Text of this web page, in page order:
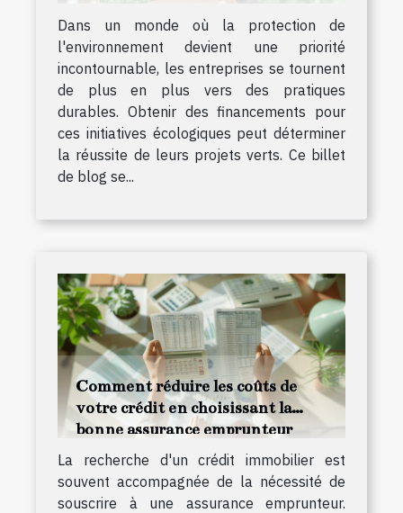
Dans un monde où la protection de
l'environnement devient une priorité
incontournable, les entreprises se tournent
de plus en plus vers des pratiques
durables. Obtenir des financements pour
ces initiatives écologiques peut déterminer
la réussite de leurs projets verts. Ce billet
de blog se...
Comment réduire les coûts de
votre crédit en choisissant la
bonne assurance emprunteur
La recherche d'un crédit immobilier est
souvent accompagnée de la nécessité de
souscrire à une assurance emprunteur.